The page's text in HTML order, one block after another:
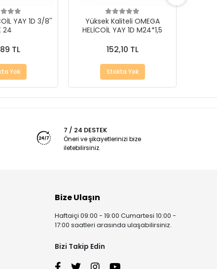
YAY 1D 3/8''
24
TL
Yok
Yüksek Kaliteli OMEGA
HELİCOİL YAY 1D M24*1,5
152,10 TL
Stokta Yok
7 / 24 DESTEK
Öneri ve şikayetlerinizi bize
iletebilirsiniz.
Bize Ulaşın
Haftaiçi 09:00 - 19:00 Cumartesi 10:00 -
17:00 saatleri arasında ulaşabilirsiniz.
Bizi Takip Edin